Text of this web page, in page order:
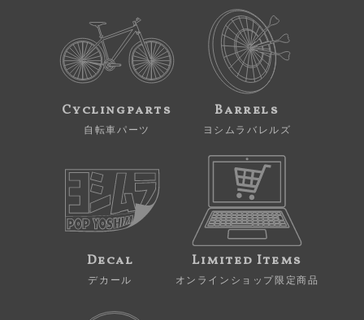
Cyclingparts
自転車パーツ
Barrels
ヨシムラバレルズ
Decal
デカール
Limited Items
オンラインショップ限定商品